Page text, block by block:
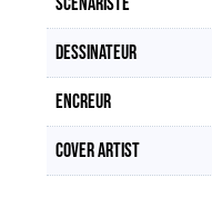
Dessinateur
Encreur
Cover artist